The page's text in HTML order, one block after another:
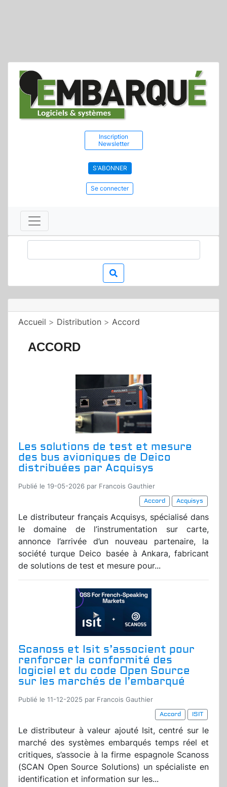
Inscription
Newsletter
S'ABONNER
Se connecter
Accueil > Distribution > Accord
ACCORD
Les solutions de test et mesure
des bus avioniques de Deico
distribuées par Acquisys
Publié le 19-05-2026 par Francois Gauthier
Accord
Acquisys
Le distributeur français Acquisys, spécialisé dans
le domaine de l’instrumentation sur carte,
annonce l’arrivée d’un nouveau partenaire, la
société turque Deico basée à Ankara, fabricant
de solutions de test et mesure pour...
Scanoss et Isit s’associent pour
renforcer la conformité des
logiciel et du code Open Source
sur les marchés de l’embarqué
Publié le 11-12-2025 par Francois Gauthier
Accord
ISIT
Le distributeur à valeur ajouté Isit, centré sur le
marché des systèmes embarqués temps réel et
critiques, s’associe à la firme espagnole Scanoss
(SCAN Open Source Solutions) un spécialiste en
identification et information sur les...